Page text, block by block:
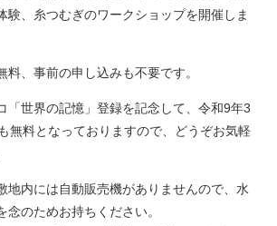
験、糸つむぎのワークショップを開催しま
料、事前の申し込みも不要です。
「世界の記憶」登録を記念して、令和9年3
無料となっておりますので、どうぞお気軽
地内には自動販売機がありませんので、水
念のためお持ちください。